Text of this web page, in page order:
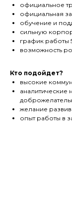
официальное
официальная
обучение и
сильную
график работы
возможность
Кто подойдет?
высокие
аналитические
желание
опыт работы в